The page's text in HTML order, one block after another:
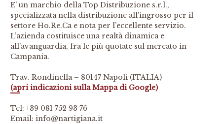
E' un marchio della Top Distribuzione s.r.l.,
specializzata nella distribuzione all’ingrosso per il
settore Ho.Re.Ca e nota per l’eccellente servizio.
L’azienda costituisce una realtà dinamica e
all’avanguardia, fra le più quotate sul mercato in
Campania.
Trav. Rondinella – 80147 Napoli (ITALIA)
(apri indicazioni sulla Mappa di Google)
Tel: +39 081 752 93 76
Email: info@nartigiana.it